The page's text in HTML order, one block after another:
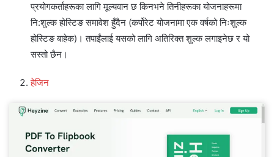
प्रयोगकर्ताहरूका लागि मूल्यवान छ किनभने तिनीहरूका योजनाहरूमा
नि:शुल्क होस्टिङ समावेश हुँदैन (कर्पोरेट योजनामा ​​एक वर्षको निःशुल्क
होस्टिङ बाहेक)। तपाईंलाई यसको लागि अतिरिक्त शुल्क लगाइनेछ र यो
सस्तो छैन।
हेजिन